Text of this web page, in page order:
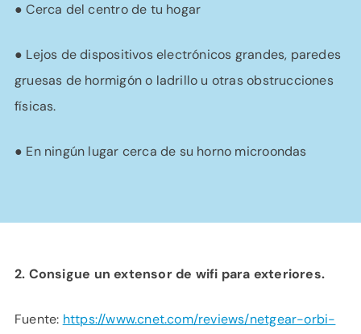
● Cerca del centro de tu hogar
● Lejos de dispositivos electrónicos grandes, paredes
gruesas de hormigón o ladrillo u otras obstrucciones
físicas.
● En ningún lugar cerca de su horno microondas
2. Consigue un extensor de wifi para exteriores.
Fuente: https://www.cnet.com/reviews/netgear-orbi-